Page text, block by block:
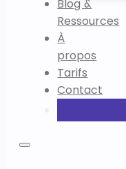
Blog &
Ressources
À
propos
Tarifs
Contact